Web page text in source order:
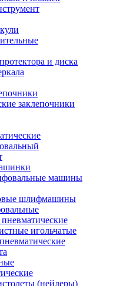
и диска
заклепочники
машины
шлифмашины
игольчатые
(нейлеры)